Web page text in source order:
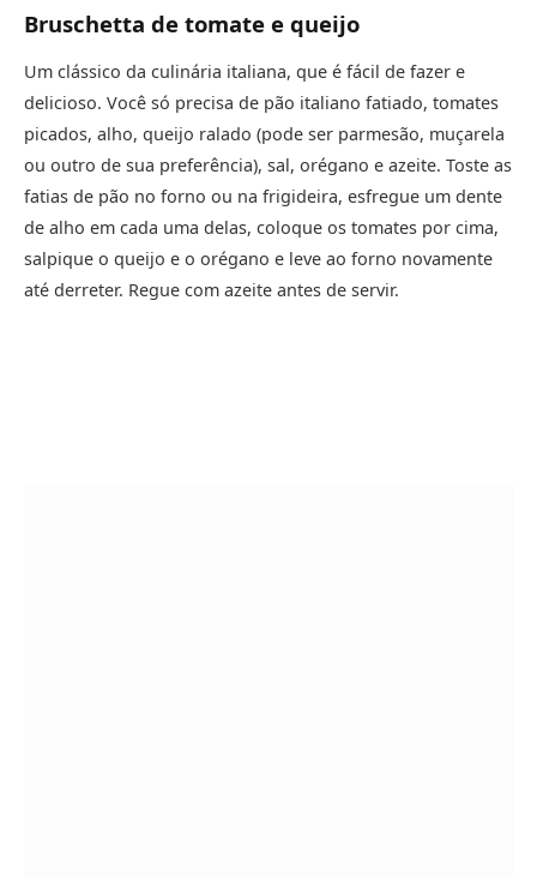
Bruschetta de tomate e queijo
Um clássico da culinária italiana, que é fácil de fazer e
delicioso. Você só precisa de pão italiano fatiado, tomates
picados, alho, queijo ralado (pode ser parmesão, muçarela
ou outro de sua preferência), sal, orégano e azeite. Toste as
fatias de pão no forno ou na frigideira, esfregue um dente
de alho em cada uma delas, coloque os tomates por cima,
salpique o queijo e o orégano e leve ao forno novamente
até derreter. Regue com azeite antes de servir.